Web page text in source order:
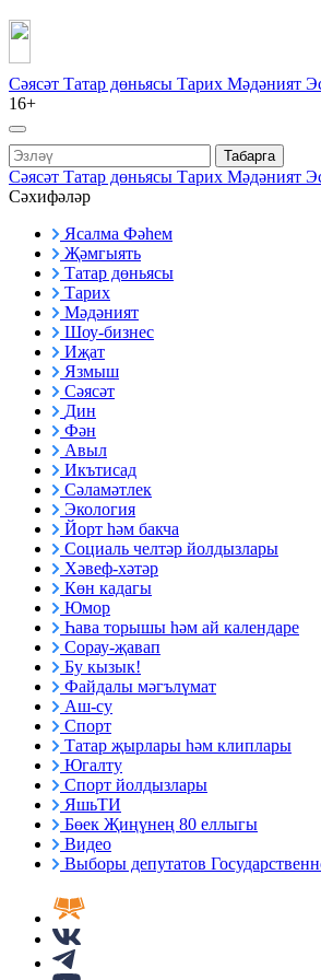
Сәясәт Татар дөньясы Тарих Мәдәният
16+
Табарга
Сәясәт Татар дөньясы Тарих Мәдәният
Сәхифәләр
Ясалма Фәһем
Җәмгыять
Татар дөньясы
Тарих
Мәдәният
Шоу-бизнес
Иҗат
Язмыш
Сәясәт
Дин
Фән
Авыл
Икътисад
Сәламәтлек
Экология
Йорт һәм бакча
Социаль челтәр йолдызлары
Хәвеф-хәтәр
Көн кадагы
Юмор
Һава торышы һәм ай календаре
Сорау-җавап
Бу кызык!
Файдалы мәгълүмат
Аш-су
Спорт
Татар җырлары һәм клиплары
Югалту
Спорт йолдызлары
ЯшьТИ
Бөек Җиңүнең 80 еллыгы
Видео
Выборы депутатов